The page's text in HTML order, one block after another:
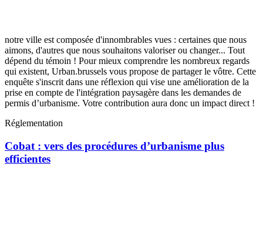
notre ville est composée d'innombrables vues : certaines que nous
aimons, d'autres que nous souhaitons valoriser ou changer... Tout
dépend du témoin ! Pour mieux comprendre les nombreux regards
qui existent, Urban.brussels vous propose de partager le vôtre. Cette
enquête s'inscrit dans une réflexion qui vise une amélioration de la
prise en compte de l'intégration paysagère dans les demandes de
permis d’urbanisme. Votre contribution aura donc un impact direct !
Réglementation
Cobat : vers des procédures d’urbanisme plus
efficientes